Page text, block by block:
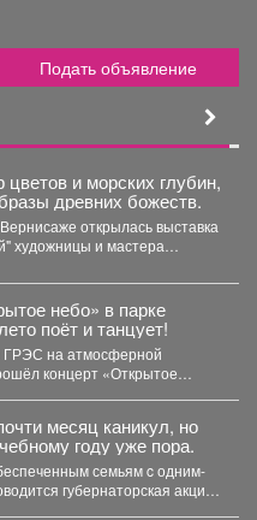
Подать объявление
и морских глубин,
древних божеств.
открылась выставка
художницы и мастера
небо» в парке
поёт и танцует!
на атмосферной
концерт «Открытое
месяц каникул, но
году уже пора.
семьям c одним-
губернаторская акция